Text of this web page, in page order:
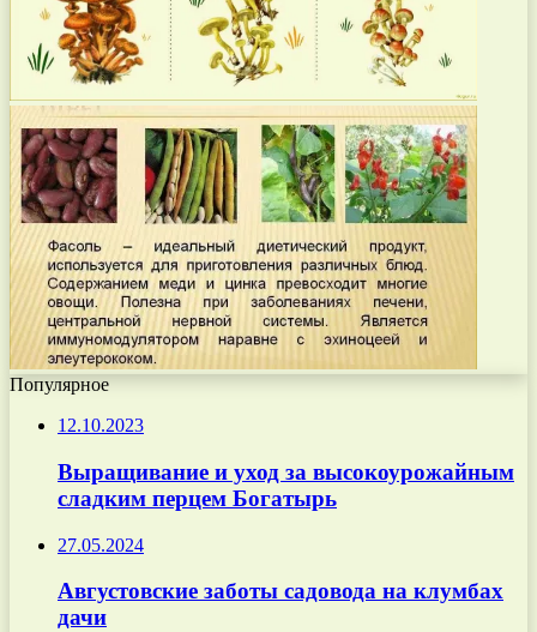
Популярное
12.10.2023
Выращивание и уход за высокоурожайным
сладким перцем Богатырь
27.05.2024
Августовские заботы садовода на клумбах
дачи